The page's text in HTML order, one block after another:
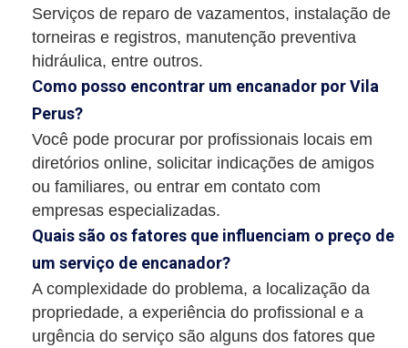
Serviços de reparo de vazamentos, instalação de
torneiras e registros, manutenção preventiva
hidráulica, entre outros.
Como posso encontrar um encanador por Vila
Perus?
Você pode procurar por profissionais locais em
diretórios online, solicitar indicações de amigos
ou familiares, ou entrar em contato com
empresas especializadas.
Quais são os fatores que influenciam o preço de
um serviço de encanador?
A complexidade do problema, a localização da
propriedade, a experiência do profissional e a
urgência do serviço são alguns dos fatores que